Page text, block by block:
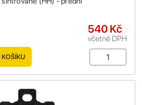
540 Kč
včetně DPH
KOŠÍKU